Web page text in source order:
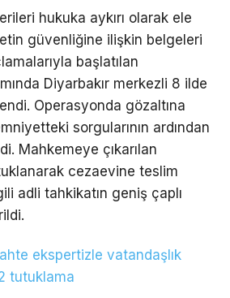
hukuka aykırı olarak ele
güvenliğine ilişkin belgeleri
başlatılan
Diyarbakır merkezli 8 ilde
Operasyonda gözaltına
sorgularının ardından
Mahkemeye çıkarılan
cezaevine teslim
adli tahkikatın geniş çaplı
ekspertizle vatandaşlık
tutuklama